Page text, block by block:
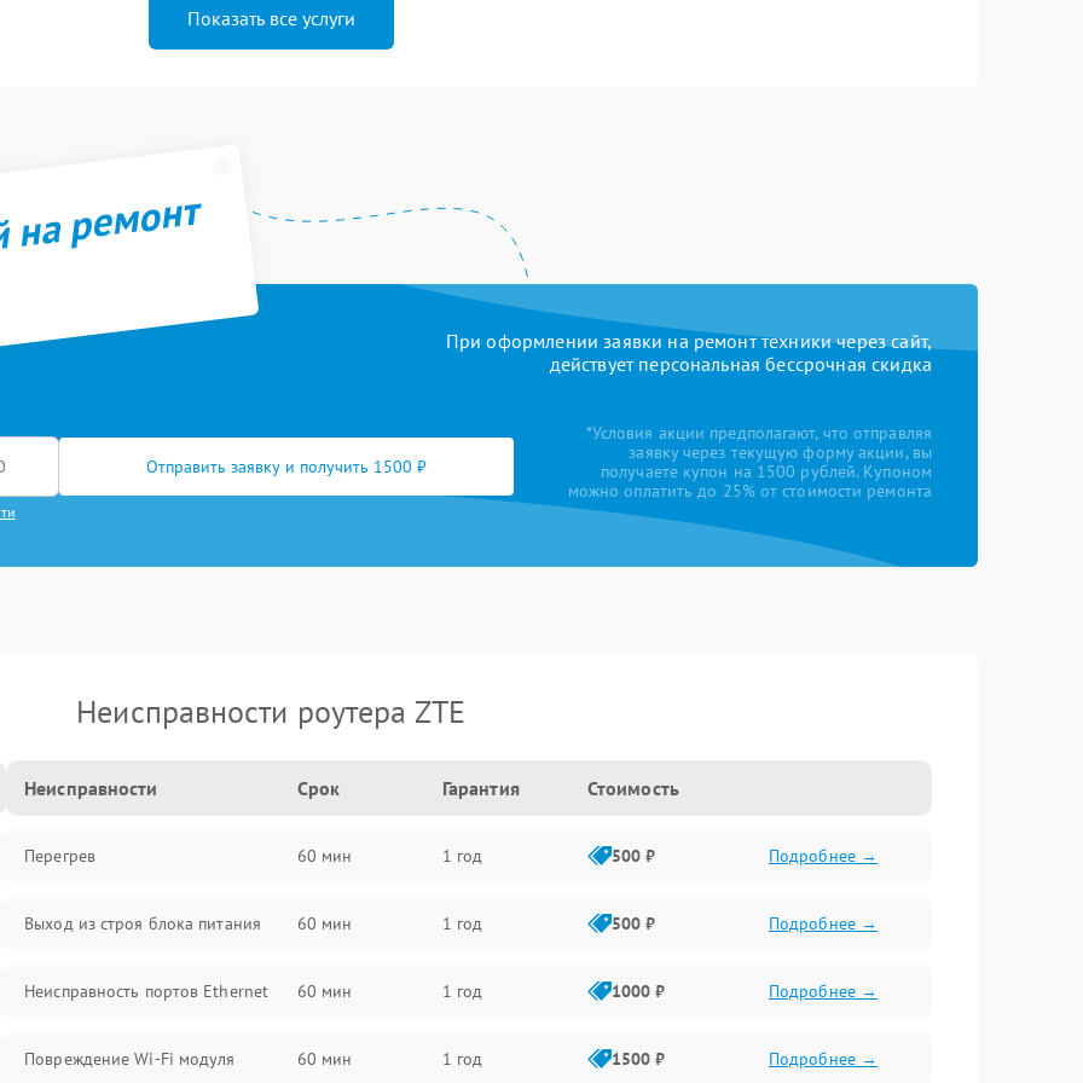
Показать все услуги
ремонт
При оформлении заявки на ремонт техники через сайт,
действует персональная бессрочная скидка
Отправить заявку и получить 1500 ₽
*Условия акции предполагают, что отправляя
заявку через текущую форму акции, вы
получаете купон на 1500 рублей. Купоном
можно оплатить до 25% от стоимости ремонта
Неисправности роутера ZTE
Неисправности Срок Гарантия Стоимость
Перегрев 60 мин 1 год 500 ₽ Подробнее →
Выход из строя блока питания 60 мин 1 год 500 ₽ Подробнее →
Неисправность портов Ethernet 60 мин 1 год 1000 ₽ Подробнее →
Повреждение Wi-Fi модуля 60 мин 1 год 1500 ₽ Подробнее →